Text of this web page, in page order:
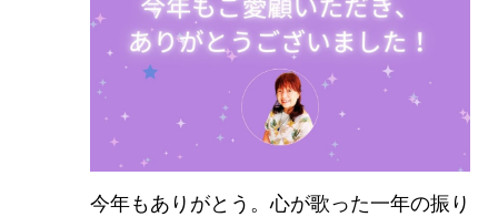
今年もありがとう。心が歌った一年の振り